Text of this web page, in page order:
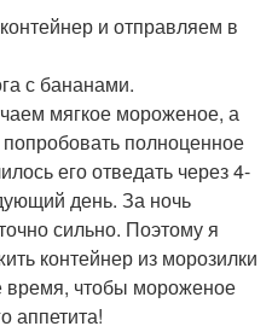
и отправляем в
с бананами.
мягкое мороженое, а
полноценное
его отведать через 4-
день. За ночь
сильно. Поэтому я
контейнер из морозилки
время, чтобы мороженое
аппетита!